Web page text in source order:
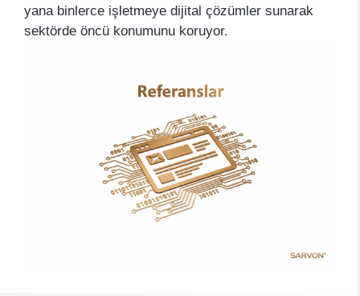
yana binlerce işletmeye dijital çözümler sunarak
sektörde öncü konumunu koruyor.